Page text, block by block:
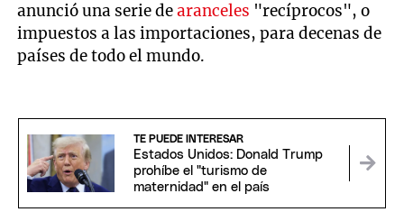
anunció una serie dearanceles "recíprocos", o
impuestos a las importaciones, para decenas de
países de todo el mundo.
TE PUEDE INTERESAR
Estados Unidos: Donald Trump
prohíbe el "turismo de
maternidad" en el país